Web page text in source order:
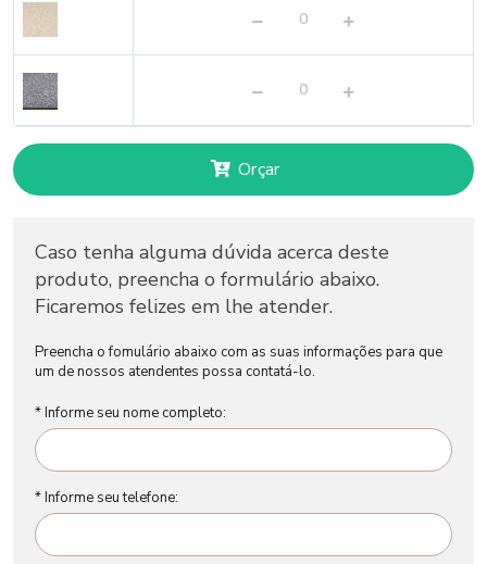
Orçar
Caso tenha alguma dúvida acerca deste
produto, preencha o formulário abaixo.
Ficaremos felizes em lhe atender.
Preencha o fomulário abaixo com as suas informações para que
um de nossos atendentes possa contatá-lo.
* Informe seu nome completo:
* Informe seu telefone: